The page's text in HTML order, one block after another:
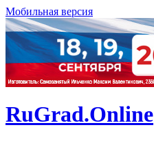
Мобильная версия
RuGrad.Online